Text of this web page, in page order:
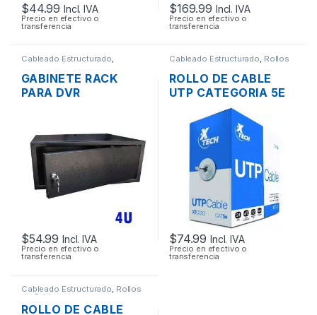
$44.99 Incl. IVA
Precio en efectivo o
transferencia
$169.99 Incl. IVA
Precio en efectivo o
transferencia
Cableado Estructurado
Metalmecánicos Redes
GABINETE RACK
PARA DVR
MONOBLOQUE
$54.99 Incl. IVA
Precio en efectivo o
transferencia
Cableado Estructurado Rollos
ROLLO DE CABLE
UTP CATEGORIA 5E
XTECH XTC-220 305
MTS.
$74.99 Incl. IVA
Precio en efectivo o
transferencia
Cableado Estructurado, Rollos
de Cable
ROLLO DE CABLE